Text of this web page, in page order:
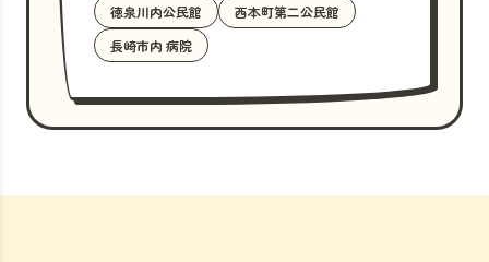
徳泉川内公民館
西本町第二公民館
長崎市内 病院